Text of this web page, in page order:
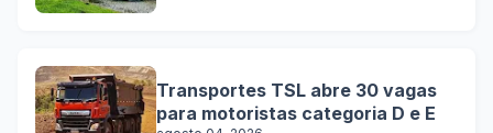
Transportes TSL abre 30 vagas
para motoristas categoria D e E